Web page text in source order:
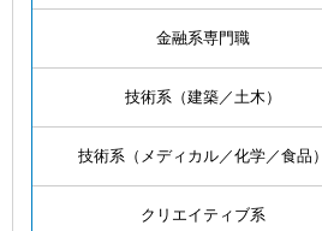
金融系専門職
技術系（建築／土木）
技術系（メディカル／化学／食品）
クリエイティブ系